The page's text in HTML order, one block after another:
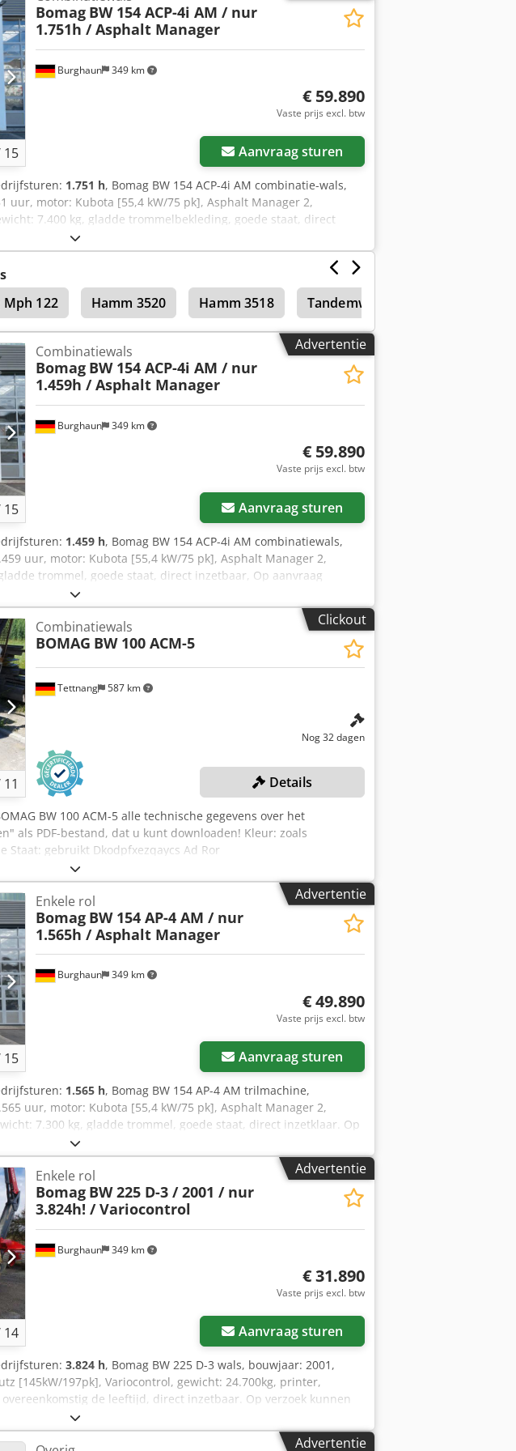
15
Burghaun 349 km
Bomag BW 154 ACP-4i AM / nur
1.751h / Asphalt Manager
€ 59.890
Vaste prijs excl. btw
Aanvraag sturen
1.751 h, Bomag BW 154 ACP-4i AM combinatie-wals,
uur, motor: Kubota [55,4 kW/75 pk], Asphalt Manager 2,
7.400 kg, gladde trommelbekleding, goede staat, direct
een lease- of financieringsvoorstel. De heer Mihm (tel. ) staat u
u op onze website. Fouten en voorafgaande verkoop
informatie = Dkodpfx Adozq Tztj Rjr Neem contact op met Tobias
Mph 122 Hamm 3520 Hamm 3518 Tandemwalsen
Advertentie
15
Burghaun 349 km
Combinatiewals
Bomag BW 154 ACP-4i AM / nur
1.459h / Asphalt Manager
€ 59.890
Vaste prijs excl. btw
Aanvraag sturen
1.459 h, Bomag BW 154 ACP-4i AM combinatiewals,
uur, motor: Kubota [55,4 kW/75 pk], Asphalt Manager 2,
trommel, goede staat, direct inzetbaar, Op aanvraag
aanbieden. De heer Mihm (tel. staat u graag te woord.
Onder voorbehoud van fouten en voorafgaande verkoop!
= Meer informatie = Neem contact op met Tobias Ebert voor
Clickout
11
Tettnang 587 km
Combinatiewals
BOMAG BW 100 ACM-5
Nog 32 dagen
Details
BW 100 ACM-5 alle technische gegevens over het
als PDF-bestand, dat u kunt downloaden! Kleur: zoals
gebruikt Dkodpfxezqaycs Ad Ror
Advertentie
15
Burghaun 349 km
Enkele rol
Bomag BW 154 AP-4 AM / nur
1.565h / Asphalt Manager
€ 49.890
Vaste prijs excl. btw
Aanvraag sturen
1.565 h, Bomag BW 154 AP-4 AM trilmachine,
uur, motor: Kubota [55,4 kW/75 pk], Asphalt Manager 2,
7.300 kg, gladde trommel, goede staat, direct inzetklaar. Op
financieringsvoorstel aan. De heer Mihm (tel. ) staat u graag te
Fouten en tussenverkoop voorbehouden! Dedezpdh
informatie = Neem contact op met Tobias Ebert voor meerAdvertentie
14
Burghaun 349 km
Enkele rol
Bomag BW 225 D-3 / 2001 / nur
3.824h! / Variocontrol
€ 31.890
Vaste prijs excl. btw
Aanvraag sturen
3.824 h, Bomag BW 225 D-3 wals, bouwjaar: 2001,
[145kW/197pk], Variocontrol, gewicht: 24.700kg, printer,
de leeftijd, direct inzetbaar. Op verzoek kunnen
doen; de heer Mihm (Tel.) helpt u graag verder. Meer
en tussentijdse verkoop voorbehouden! Dedpfxszpdhzj Ad
Advertentie